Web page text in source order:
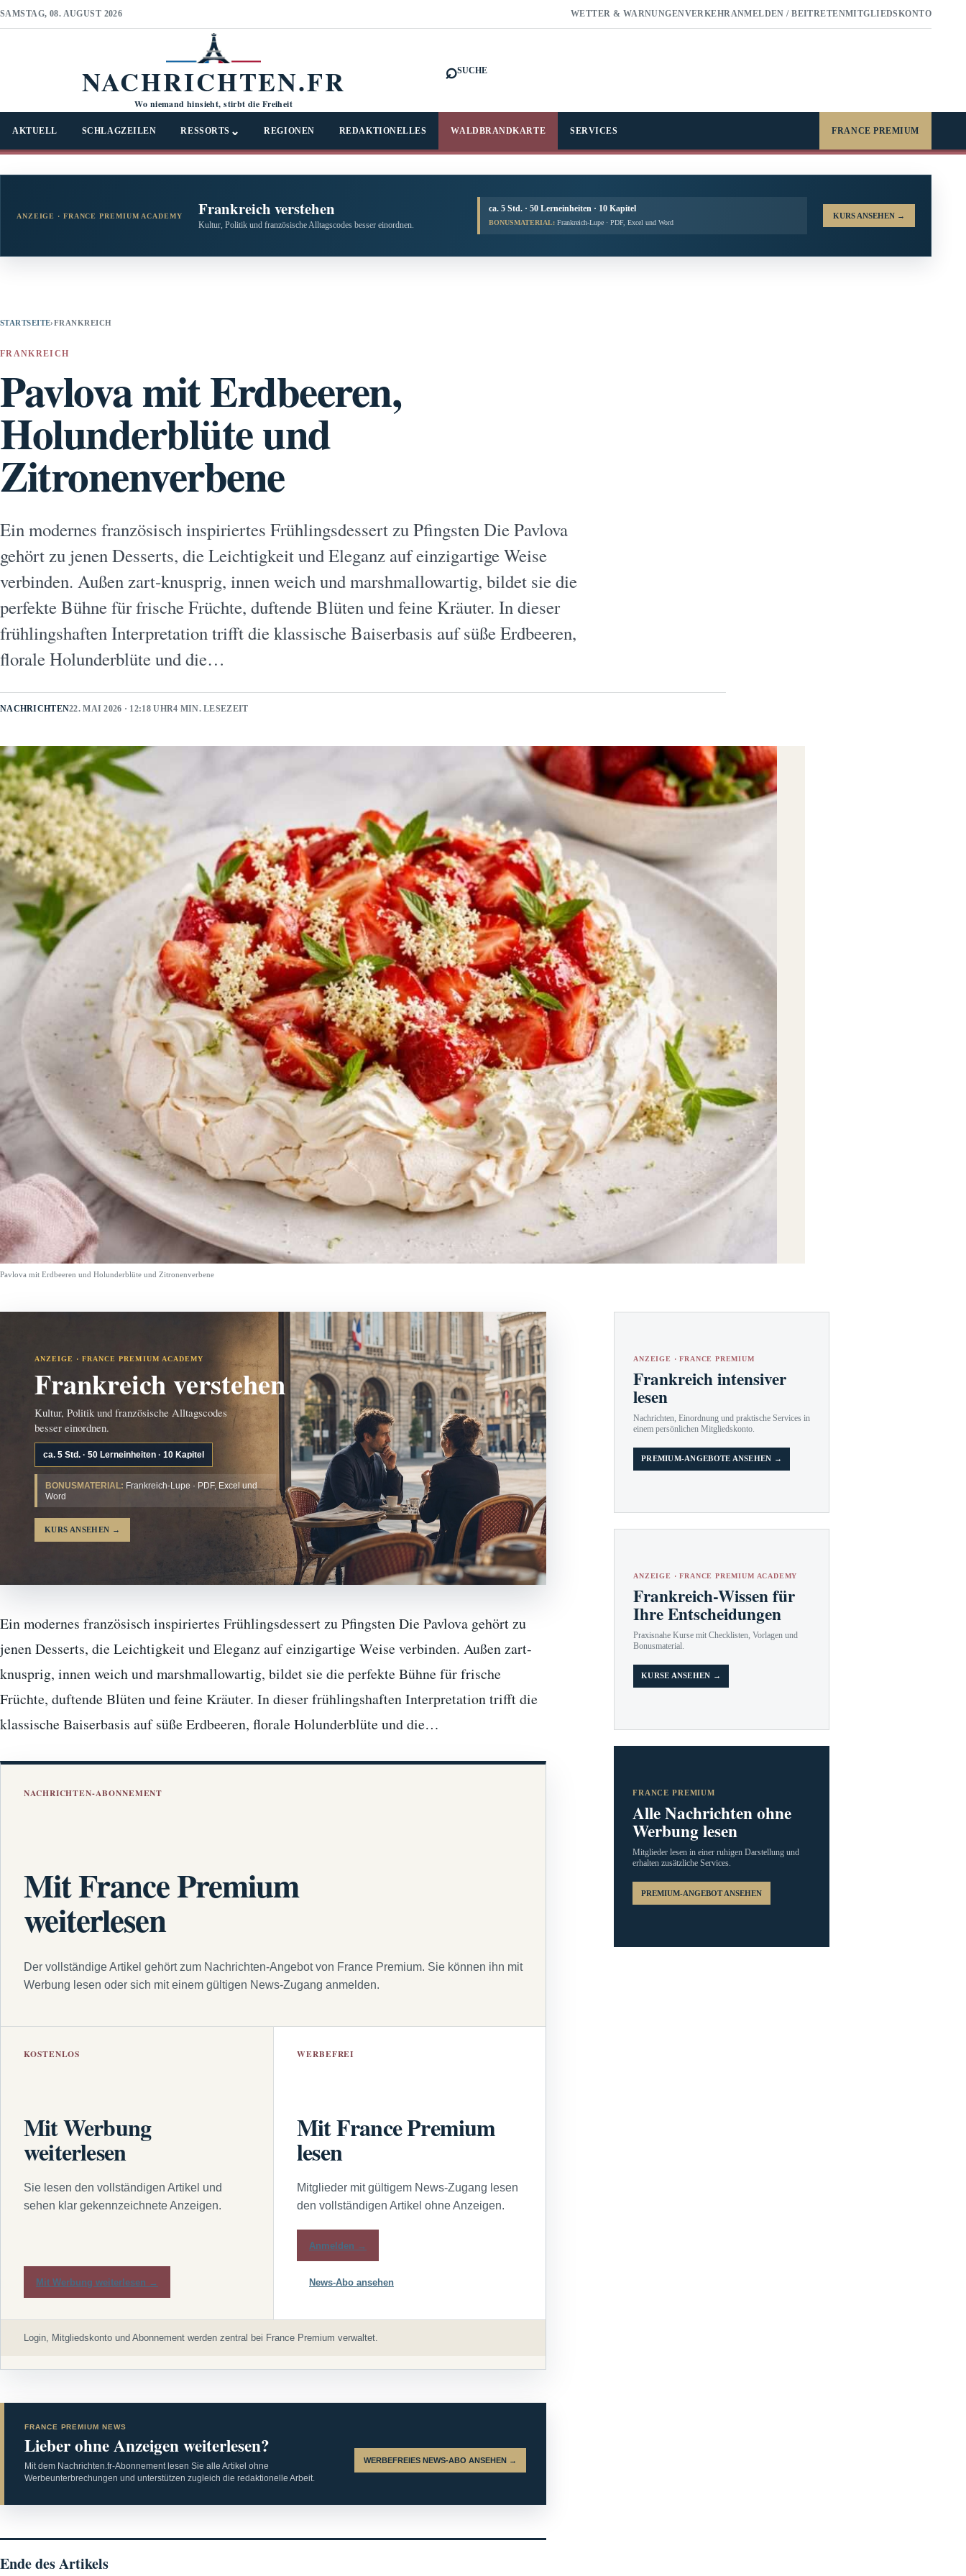
SAMSTAG, 08. AUGUST 2026 WETTER & WARNUNGENVERKEHRANMELDEN / BEITRETENMITGLIEDSKONTO
NACHRICHTEN.FR
Wo niemand hinsieht, stirbt die Freiheit
⌕SUCHE
AKTUELL SCHLAGZEILEN RESSORTS ⌄ REGIONEN REDAKTIONELLES WALDBRANDKARTE SERVICES FRANCE PREMIUM
ANZEIGE · FRANCE PREMIUM ACADEMY Frankreich verstehen
Kultur, Politik und französische Alltagscodes besser einordnen.
ca. 5 Std. · 50 Lerneinheiten · 10 Kapitel
BONUSMATERIAL: Frankreich-Lupe · PDF, Excel und Word
KURS ANSEHEN →
STARTSEITE›FRANKREICH
FRANKREICH
Pavlova mit Erdbeeren,
Holunderblüte und
Zitronenverbene
Ein modernes französisch inspiriertes Frühlingsdessert zu Pfingsten Die Pavlova
gehört zu jenen Desserts, die Leichtigkeit und Eleganz auf einzigartige Weise
verbinden. Außen zart-knusprig, innen weich und marshmallowartig, bildet sie die
perfekte Bühne für frische Früchte, duftende Blüten und feine Kräuter. In dieser
frühlingshaften Interpretation trifft die klassische Baiserbasis auf süße Erdbeeren,
florale Holunderblüte und die…
NACHRICHTEN22. MAI 2026 · 12:18 UHR4 MIN. LESEZEIT
Pavlova mit Erdbeeren und Holunderblüte und Zitronenverbene
ANZEIGE · FRANCE PREMIUM ACADEMY
Frankreich verstehen
Kultur, Politik und französische Alltagscodes
besser einordnen.
ca. 5 Std. · 50 Lerneinheiten · 10 Kapitel
BONUSMATERIAL: Frankreich-Lupe · PDF, Excel und
Word
KURS ANSEHEN →
Ein modernes französisch inspiriertes Frühlingsdessert zu Pfingsten Die Pavlova gehört zu
jenen Desserts, die Leichtigkeit und Eleganz auf einzigartige Weise verbinden. Außen zart-
knusprig, innen weich und marshmallowartig, bildet sie die perfekte Bühne für frische
Früchte, duftende Blüten und feine Kräuter. In dieser frühlingshaften Interpretation trifft die
klassische Baiserbasis auf süße Erdbeeren, florale Holunderblüte und die…
NACHRICHTEN-ABONNEMENT
Mit France Premium
weiterlesen
Der vollständige Artikel gehört zum Nachrichten-Angebot von France Premium. Sie können ihn mit
Werbung lesen oder sich mit einem gültigen News-Zugang anmelden.
KOSTENLOS
Mit Werbung
weiterlesen
Sie lesen den vollständigen Artikel und
sehen klar gekennzeichnete Anzeigen.
Mit Werbung weiterlesen →
WERBEFREI
Mit France Premium
lesen
Mitglieder mit gültigem News-Zugang lesen
den vollständigen Artikel ohne Anzeigen.
Anmelden →
News-Abo ansehen
Login, Mitgliedskonto und Abonnement werden zentral bei France Premium verwaltet.
FRANCE PREMIUM NEWS
Lieber ohne Anzeigen weiterlesen?
Mit dem Nachrichten.fr-Abonnement lesen Sie alle Artikel ohne
Werbeunterbrechungen und unterstützen zugleich die redaktionelle Arbeit.
WERBEFREIES NEWS-ABO ANSEHEN →
Ende des Artikels
ANZEIGE · FRANCE PREMIUM
Frankreich intensiver
lesen
Nachrichten, Einordnung und praktische Services in
einem persönlichen Mitgliedskonto.
PREMIUM-ANGEBOTE ANSEHEN →
ANZEIGE · FRANCE PREMIUM ACADEMY
Frankreich-Wissen für
Ihre Entscheidungen
Praxisnahe Kurse mit Checklisten, Vorlagen und
Bonusmaterial.
KURSE ANSEHEN →
FRANCE PREMIUM
Alle Nachrichten ohne
Werbung lesen
Mitglieder lesen in einer ruhigen Darstellung und
erhalten zusätzliche Services.
PREMIUM-ANGEBOT ANSEHEN